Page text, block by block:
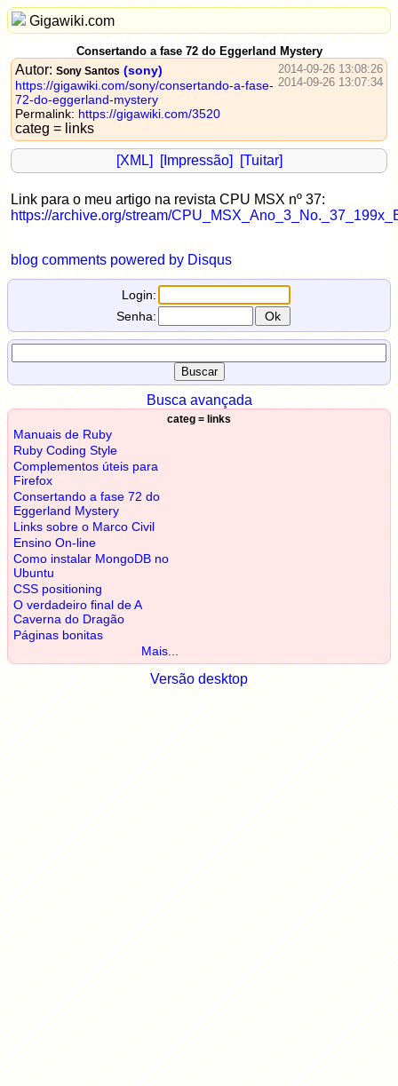
Gigawiki.com
Consertando a fase 72 do Eggerland Mystery
2014-09-26 13:08:26
2014-09-26 13:07:34
Autor: Sony Santos (sony)
https://gigawiki.com/sony/consertando-a-fase-
72-do-eggerland-mystery
Permalink: https://gigawiki.com/3520
categ = links
[XML] [Impressão] [Tuitar]
Link para o meu artigo na revista CPU MSX nº 37:
https://archive.org/stream/
blog comments powered by Disqus
Login:
Senha:
Busca avançada
categ = links
Manuais de Ruby
Ruby Coding Style
Complementos úteis para
Firefox
Consertando a fase 72 do
Eggerland Mystery
Links sobre o Marco Civil
Ensino On-line
Como instalar MongoDB no
Ubuntu
CSS positioning
O verdadeiro final de A
Caverna do Dragão
Páginas bonitas
Mais...
Versão desktop